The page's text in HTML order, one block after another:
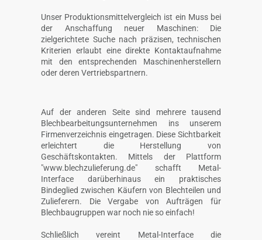
Unser Produktionsmittelvergleich ist ein Muss bei
der Anschaffung neuer Maschinen: Die
zielgerichtete Suche nach präzisen, technischen
Kriterien erlaubt eine direkte Kontaktaufnahme
mit den entsprechenden Maschinenherstellern
oder deren Vertriebspartnern.
Auf der anderen Seite sind mehrere tausend
Blechbearbeitungsunternehmen ins unserem
Firmenverzeichnis eingetragen. Diese Sichtbarkeit
erleichtert die Herstellung von
Geschäftskontakten. Mittels der Plattform
"www.blechzulieferung.de" schafft Metal-
Interface darüberhinaus ein praktisches
Bindeglied zwischen Käufern von Blechteilen und
Zulieferern. Die Vergabe von Aufträgen für
Blechbaugruppen war noch nie so einfach!
Schließlich vereint Metal-Interface die